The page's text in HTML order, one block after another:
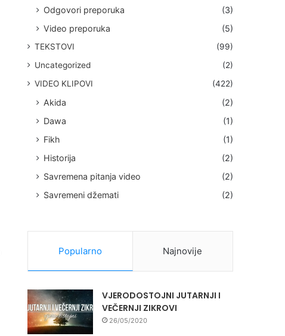
Odgovori preporuka
(3)
Video preporuka
(5)
TEKSTOVI
(99)
Uncategorized
(2)
VIDEO KLIPOVI
(422)
Akida
(2)
Dawa
(1)
Fikh
(1)
Historija
(2)
Savremena pitanja video
(2)
Savremeni džemati
(2)
Popularno Najnovije
VJERODOSTOJNI JUTARNJI I
VEČERNJI ZIKROVI
26/05/2020